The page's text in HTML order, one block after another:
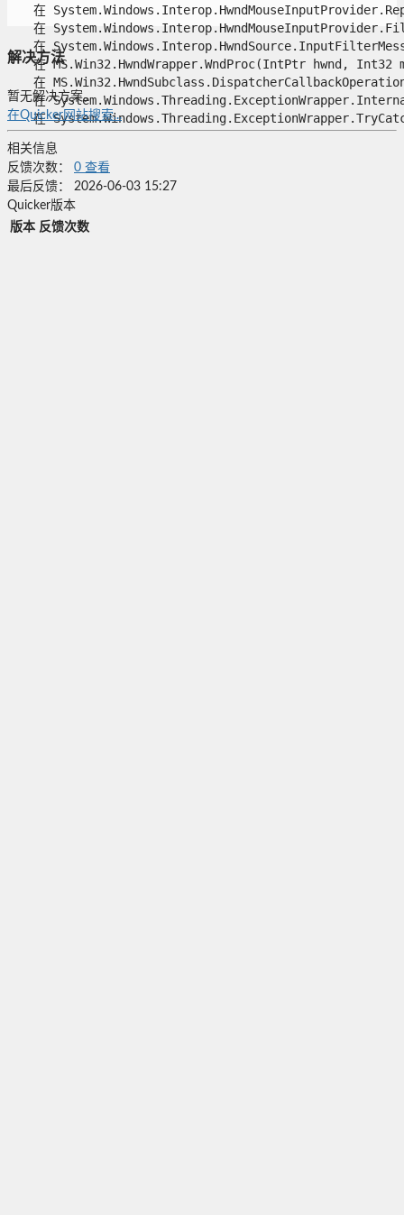
在
在
在
在 MS.Win32.HwndWrapper.WndProc(IntPtr hwnd,
在
在
在
解决方法
暂无解决方案。
在Quicker网站搜索...
相关信息
反馈次数：
0 查看
最后反馈：
2026-06-03 15:27
Quicker版本
版本 反馈次数